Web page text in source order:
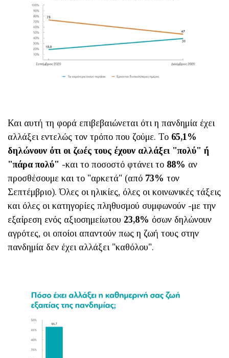
Και αυτή τη φορά επιβεβαιώνεται ότι η πανδημία έχει
αλλάξει εντελώς τον τρόπο που ζούμε. Το 65,1%
δηλώνουν ότι οι ζωές τους έχουν αλλάξει "πολύ" ή
"πάρα πολύ" -και το ποσοστό φτάνει το 88% αν
προσθέσουμε και το "αρκετά" (από 73% τον
Σεπτέμβριο). Όλες οι ηλικίες, όλες οι κοινωνικές τάξεις
και όλες οι κατηγορίες πληθυσμού συμφωνούν -με την
εξαίρεση ενός αξιοσημείωτου 23,8% όσων δηλώνουν
αγρότες, οι οποίοι απαντούν πως η ζωή τους στην
πανδημία δεν έχει αλλάξει "καθόλου".